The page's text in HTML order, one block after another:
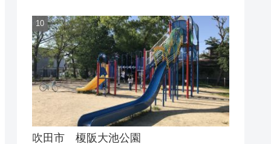
吹田市 榎阪大池公園